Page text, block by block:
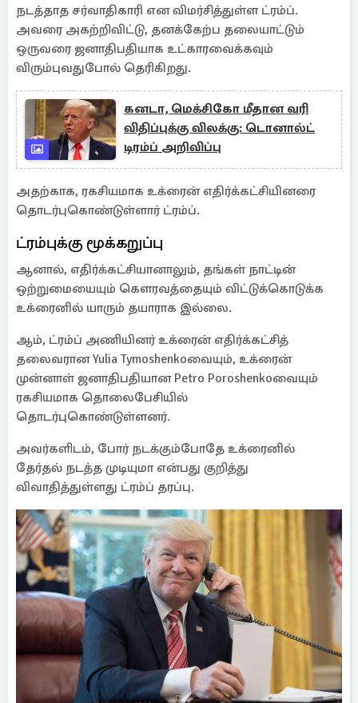
நடத்தாத சர்வாதிகாரி என விமர்சித்துள்ள ட்ரம்ப்.
அவரை அகற்றிவிட்டு, தனக்கேற்ப தலையாட்டும்
ஒருவரை ஜனாதிபதியாக உட்காரவைக்கவும்
விரும்புவதுபோல் தெரிகிறது.
கனடா, மெக்சிகோ மீதான வரி
விதிப்புக்கு விலக்கு: டொனால்ட்
டிரம்ப் அறிவிப்பு
அதற்காக, ரகசியமாக உக்ரைன் எதிர்க்கட்சியினரை
தொடர்புகொண்டுள்ளார் ட்ரம்ப்.
ட்ரம்புக்கு மூக்கறுப்பு
ஆனால், எதிர்க்கட்சியானாலும், தங்கள் நாட்டின்
ஒற்றுமையையும் கௌரவத்தையும் விட்டுக்கொடுக்க
உக்ரைனில் யாரும் தயாராக இல்லை.
ஆம், ட்ரம்ப் அணியினர் உக்ரைன் எதிர்க்கட்சித்
தலைவரான Yulia Tymoshenkoவையும், உக்ரைன்
முன்னாள் ஜனாதிபதியான Petro Poroshenkoவையும்
ரகசியமாக தொலைபேசியில்
தொடர்புகொண்டுள்ளனர்.
அவர்களிடம், போர் நடக்கும்போதே உக்ரைனில்
தேர்தல் நடத்த முடியுமா என்பது குறித்து
விவாதித்துள்ளது ட்ரம்ப் தரப்பு.